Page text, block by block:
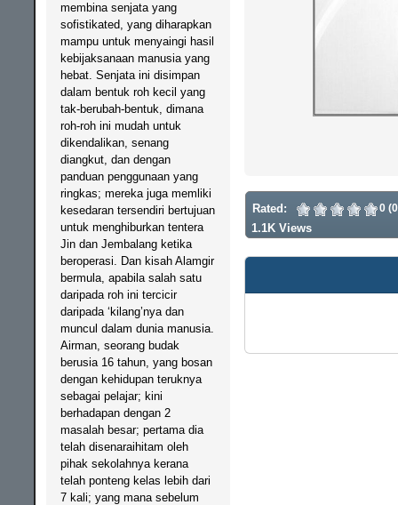
membina senjata yang
sofistikated, yang diharapkan
mampu untuk menyaingi hasil
kebijaksanaan manusia yang
hebat. Senjata ini disimpan
dalam bentuk roh kecil yang
tak-berubah-bentuk, dimana
roh-roh ini mudah untuk
dikendalikan, senang
diangkut, dan dengan
panduan penggunaan yang
ringkas; mereka juga memliki
kesedaran tersendiri bertujuan
untuk menghiburkan tentera
Jin dan Jembalang ketika
beroperasi. Dan kisah Alamgir
bermula, apabila salah satu
daripada roh ini tercicir
daripada ‘kilang’nya dan
muncul dalam dunia manusia.
Airman, seorang budak
berusia 16 tahun, yang bosan
dengan kehidupan teruknya
sebagai pelajar; kini
berhadapan dengan 2
masalah besar; pertama dia
telah disenaraihitam oleh
pihak sekolahnya kerana
telah ponteng kelas lebih dari
7 kali; yang mana sebelum
Rated: 0
1.1K Views